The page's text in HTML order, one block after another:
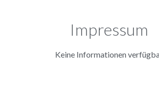
Impressum
Keine Informationen